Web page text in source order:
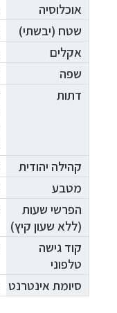
אוכלוסיה
שטח (יבשתי)
אקלים
שפה
דתות
קהילה יהודית
מטבע
הפרשי שעות
(ללא שעון קיץ)
קוד גישה
טלפוני
סיומת אינטרנט